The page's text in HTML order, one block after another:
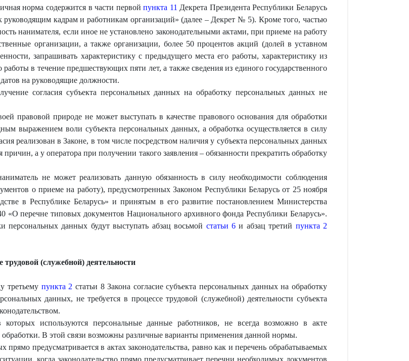
норма содержится в части первойпункта 11 Декрета Президента Республики Беларусь
кадрам и работникам организаций» (далее – Декрет № 5). Кроме того, частью
нанимателя, если иное не установлено законодательными актами, при приеме на работу
организации, а также организации, более 50 процентов акций (долей в уставном
запрашивать характеристику с предыдущего места его работы, характеристику из
в течение предшествующих пяти лет, а также сведения из единого государственного
на руководящие должности.
согласия субъекта персональных данных на обработку персональных данных не
правовой природе не может выступать в качестве правового основания для обработки
выражением воли субъекта персональных данных, а обработка осуществляется в силу
реализован в Законе, в том числе посредством наличия у субъекта персональных данных
а у оператора при получении такого заявления – обязанности прекратить обработку
не может реализовать данную обязанность в силу необходимости соблюдения
о приеме на работу), предусмотренных Законом Республики Беларусь от 25 ноября
в Республике Беларусь» и принятым в его развитие постановлением Министерства
«О перечне типовых документов Национального архивного фонда Республики Беларусь».
данных будут выступать абзац восьмой статьи 6и абзац третий пункта 2
(служебной) деятельности
третьему пункта 2 статьи 8 Закона согласие субъекта персональных данных на обработку
данных, не требуется в процессе трудовой (служебной) деятельности субъекта
используются персональные данные работников, не всегда возможно в акте
обработки. В этой связи возможны различные варианты применения данной нормы.
предусматривается в актах законодательства, равно как и перечень обрабатываемых
когда законодательство прямо предусматривает перечни необходимых документов